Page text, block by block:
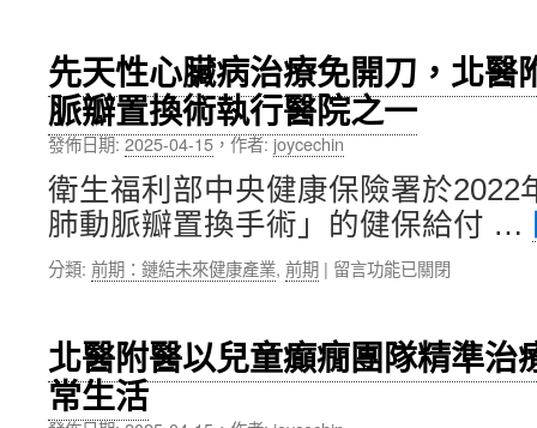
場〉
中
細
胞
肺
癌
惹
禍，
萬
芳
院
堯
醫
勞
動
惹
禍？
50
歲
婦
肩
痛
難
芳
醫
院
先天性心臟病治療免開刀，北醫
脈瓣置換術執行醫院之一
發佈日期:2025-04-15，作者: joycechin
衛生福利部中央健康保險署於2022
肺動脈瓣置換手術」的健保給付 …
分類: 前期：鏈結未來健康產業, 前期 | 在
性
心
臟
留言功能已關閉
北醫附醫以兒童癲癇團隊精準治
常生活